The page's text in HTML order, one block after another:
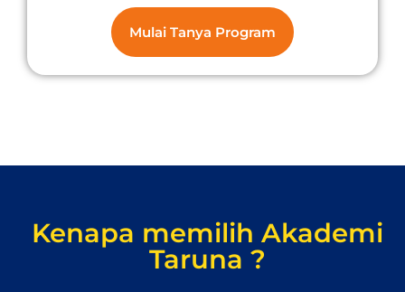
Mulai Tanya Program
Kenapa memilih Akademi
Taruna ?